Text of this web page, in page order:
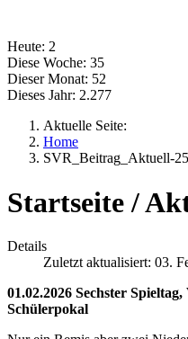
Heute: 2
Diese Woche: 35
Dieser Monat: 52
Dieses Jahr: 2.277
Aktuelle Seite:
Home
SVR_Beitrag_Aktuell-
Startseite /
Details
Zuletzt aktualisiert: 03.
01.02.2026 Sechster
Schülerpokal